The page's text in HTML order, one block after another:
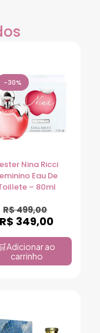
-30%
Nina Ricci
Eau De
– 80ml
R$499,00
R$ 349,00
Adicionar ao
carrinho